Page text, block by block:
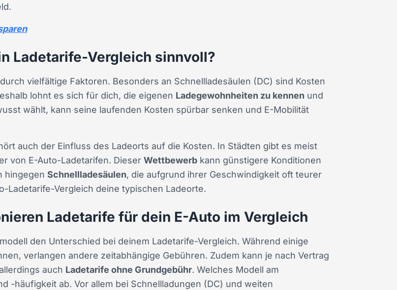
Ladetarife-Vergleich sinnvoll?
vielfältige Faktoren. Besonders an Schnellladesäulen (DC) sind Kosten
lohnt es sich für dich, die eigenen Ladegewohnheiten zu kennen und
wählt, kann seine laufenden Kosten spürbar senken und E-Mobilität
auch der Einfluss des Ladeorts auf die Kosten. In Städten gibt es meist
von E-Auto-Ladetarifen. Dieser Wettbewerb kann günstigere Konditionen
hingegen Schnellladesäulen, die aufgrund ihrer Geschwindigkeit oft teurer
Ladetarife-Vergleich deine typischen Ladeorte.
Ladetarife für dein E-Auto im Vergleich
den Unterschied bei deinem Ladetarife-Vergleich. Während einige
verlangen andere zeitabhängige Gebühren. Zudem kann je nach Vertrag
auch Ladetarife ohne Grundgebühr. Welches Modell am
-häufigkeit ab. Vor allem bei Schnellladungen (DC) und weiten